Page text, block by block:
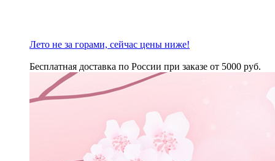
Лето не за горами, сейчас цены ниже!
Бесплатная доставка по России при заказе от 5000 руб.